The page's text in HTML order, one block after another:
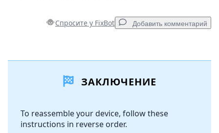
Спросите у FixBot Добавить комментарий
Добавить комментарий
Отмена Оставить комментарий
ЗАКЛЮЧЕНИЕ
To reassemble your device, follow these
instructions in reverse order.